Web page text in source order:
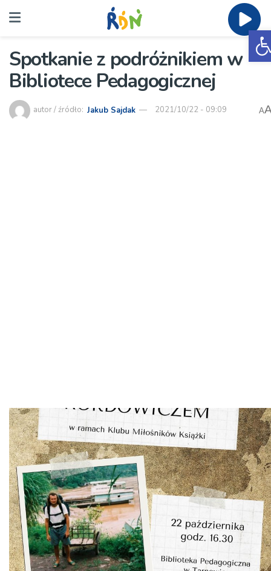
Spotkanie z podróżnikiem w
Bibliotece Pedagogicznej
autor / źródło: Jakub Sajdak 2021/10/22 - 09:09 A